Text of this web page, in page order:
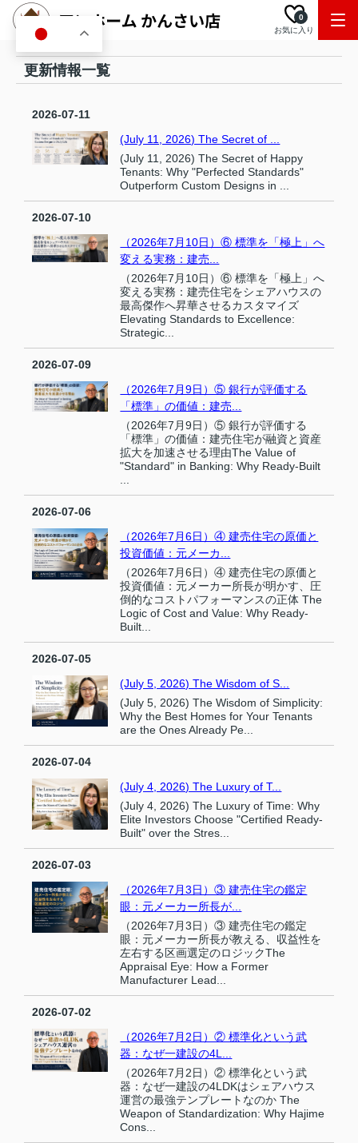
お気に入り
0
更新情報一覧
2026-07-11
(July 11, 2026) The Secret of ...
(July 11, 2026) The Secret of Happy
Tenants: Why "Perfected Standards"
Outperform Custom Designs in ...
2026-07-10
（2026年7月10日）⑥ 標準を「極上」へ
変える実務：建売...
（2026年7月10日）⑥ 標準を「極上」へ
変える実務：建売住宅をシェアハウスの
最高傑作へ昇華させるカスタマイズ
Elevating Standards to Excellence:
Strategic...
2026-07-09
（2026年7月9日）⑤ 銀行が評価する
「標準」の価値：建売...
（2026年7月9日）⑤ 銀行が評価する
「標準」の価値：建売住宅が融資と資産
拡大を加速させる理由The Value of
"Standard" in Banking: Why Ready-Built
2026-07-06
（2026年7月6日）④ 建売住宅の原価と
投資価値：元メーカ...
（2026年7月6日）④ 建売住宅の原価と
投資価値：元メーカー所長が明かす、圧
倒的なコストパフォーマンスの正体 The
Logic of Cost and Value: Why Ready-
Built...
2026-07-05
(July 5, 2026) The Wisdom of S...
(July 5, 2026) The Wisdom of Simplicity:
Why the Best Homes for Your Tenants
are the Ones Already Pe...
2026-07-04
(July 4, 2026) The Luxury of T...
(July 4, 2026) The Luxury of Time: Why
Elite Investors Choose "Certified Ready-
Built" over the Stres...
2026-07-03
（2026年7月3日）③ 建売住宅の鑑定
眼：元メーカー所長が...
（2026年7月3日）③ 建売住宅の鑑定
眼：元メーカー所長が教える、収益性を
左右する区画選定のロジックThe
Appraisal Eye: How a Former
Manufacturer Lead...
2026-07-02
（2026年7月2日）② 標準化という武
器：なぜ一建設の4L...
（2026年7月2日）② 標準化という武
器：なぜ一建設の4LDKはシェアハウス
運営の最強テンプレートなのか The
Weapon of Standardization: Why Hajime
Cons...